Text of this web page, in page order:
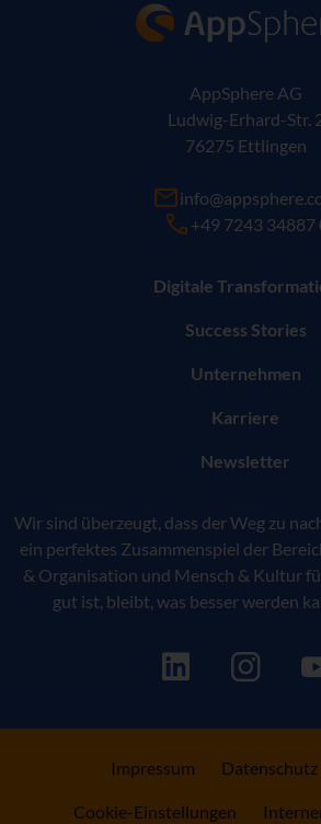
AppSphere AG
Ludwig-Erhard-Str.
76275 Ettlingen
+49 7243 34887
Digitale
Success Stories
Unternehmen
Karriere
Newsletter
Wir sind überzeugt, dass der Weg zu
ein perfektes Zusammenspiel der
& Organisation und Mensch & Kultur
gut ist, bleibt, was besser werden
Impressum Datenschutz
Cookie-Einstellungen